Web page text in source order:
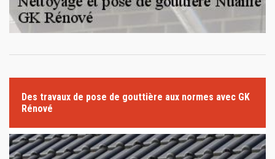
Des travaux de pose de gouttière aux normes avec GK
Rénové